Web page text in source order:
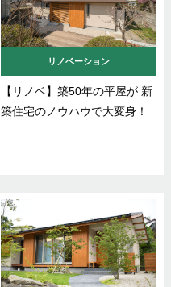
リノベーション
【リノベ】築50年の平屋が 新
築住宅のノウハウで大変身！